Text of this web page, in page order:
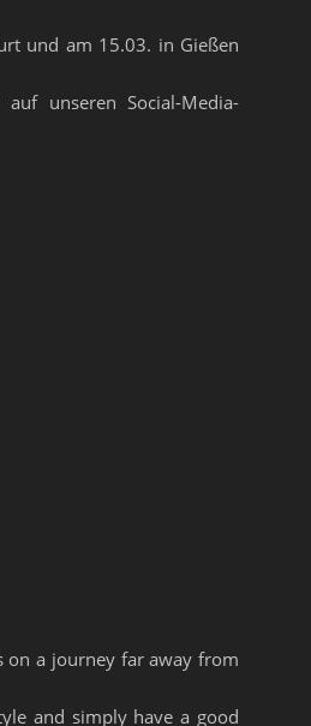
und am 15.03. in Gießen
unseren Social-Media-
on a journey far away from
and simply have a good